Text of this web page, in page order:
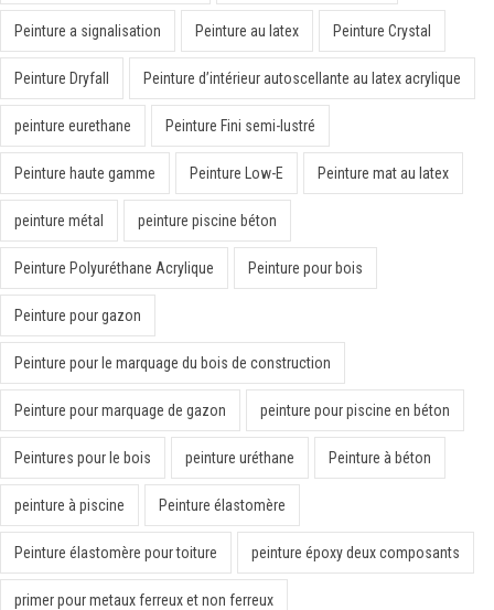
Peinture a signalisation Peinture au latex Peinture Crystal
Peinture Dryfall Peinture d’intérieur autoscellante au latex acrylique
peinture eurethane Peinture Fini semi-lustré
Peinture haute gamme Peinture Low-E Peinture mat au latex
peinture métal peinture piscine béton
Peinture Polyuréthane Acrylique Peinture pour bois
Peinture pour gazon
Peinture pour le marquage du bois de construction
Peinture pour marquage de gazon peinture pour piscine en béton
Peintures pour le bois peinture uréthane Peinture à béton
peinture à piscine Peinture élastomère
Peinture élastomère pour toiture peinture époxy deux composants
primer pour metaux ferreux et non ferreux